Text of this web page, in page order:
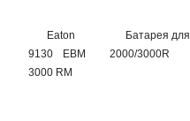
Eaton
9130 EBM
3000 RM
Батарея для
2000/3000R